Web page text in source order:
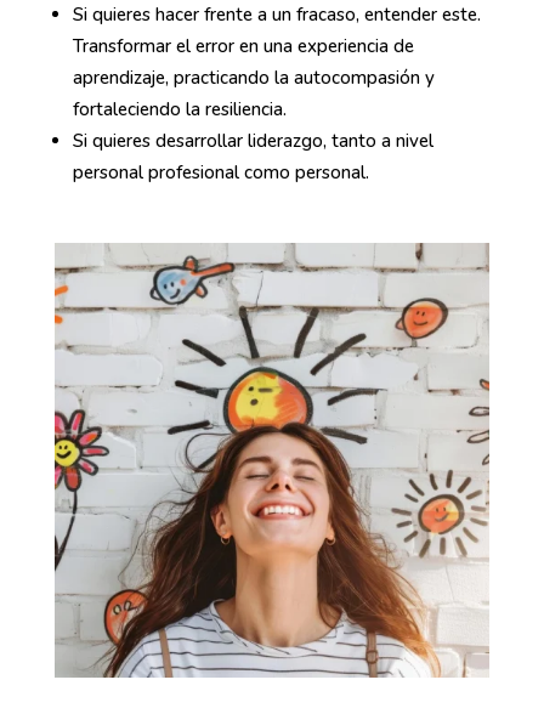
Si quieres hacer frente a un fracaso, entender este.
Transformar el error en una experiencia de
aprendizaje, practicando la autocompasión y
fortaleciendo la resiliencia.
Si quieres desarrollar liderazgo, tanto a nivel
personal profesional como personal.